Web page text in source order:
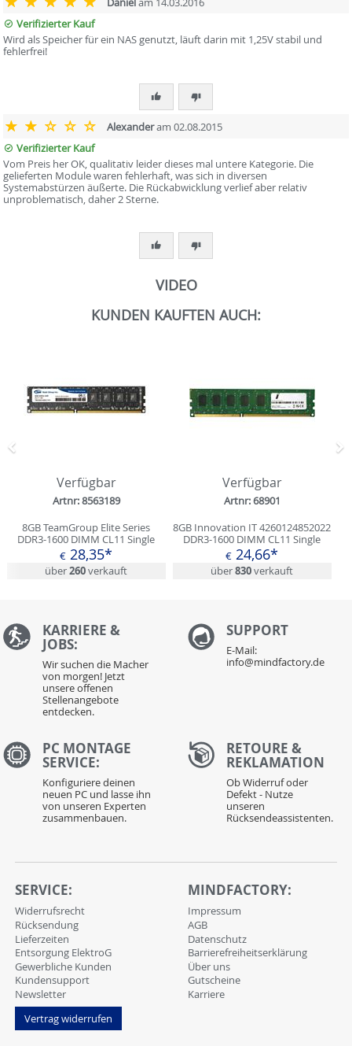
Verifizierter Kauf
Wird als Speicher für ein NAS genutzt, läuft darin mit 1,25V stabil und
fehlerfrei!
Alexanderam 02.08.2015
Verifizierter Kauf
Vom Preis her OK, qualitativ leider dieses mal untere Kategorie. Die
gelieferten Module waren fehlerhaft, was sich in diversen
Systemabstürzen äußerte. Die Rückabwicklung verlief aber relativ
unproblematisch, daher 2 Sterne.
VIDEO
KUNDEN KAUFTEN AUCH:
Verfügbar
Artnr: 8563189
8GB TeamGroup Elite Series
DDR3-1600 DIMM CL11 Single
€ 28,35*
über260verkauft
Verfügbar
Artnr: 68901
8GB Innovation IT 4260124852022
DDR3-1600 DIMM CL11 Single
€ 24,66*
über830verkauft
Zurück
KARRIERE &
JOBS:
Wir suchen die Macher
von morgen! Jetzt
unsere offenen
Stellenangebote
entdecken.
SUPPORT
E-Mail:
info@mindfactory.de
PC MONTAGE
SERVICE:
Konfiguriere deinen
neuen PC und lasse ihn
von unseren Experten
zusammenbauen.
RETOURE &
REKLAMATION
Ob Widerruf oder
Defekt - Nutze
unseren
Rücksendeassistenten.
SERVICE:
Widerrufsrecht
Rücksendung
Lieferzeiten
Entsorgung ElektroG
Gewerbliche Kunden
Kundensupport
Newsletter
Vertrag widerrufen
MINDFACTORY:
Impressum
AGB
Datenschutz
Barrierefreiheitserklärung
Über uns
Gutscheine
Karriere